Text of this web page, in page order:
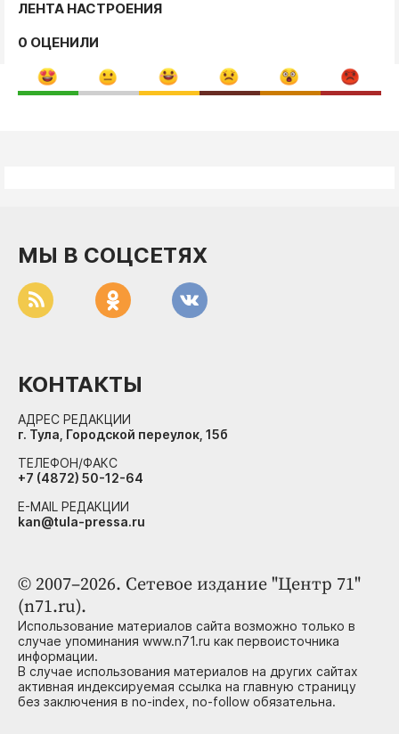
ЛЕНТА НАСТРОЕНИЯ
0 ОЦЕНИЛИ
© 2007–2026. Сетевое издание "Центр 71"
(n71.ru).
Использование материалов сайта возможно только в
случае упоминания www.n71.ru как первоисточника
информации.
В случае использования материалов на других сайтах
активная индексируемая ссылка на главную страницу
без заключения в no-index, no-follow обязательна.
МЫ В СОЦСЕТЯХ
КОНТАКТЫ
АДРЕС РЕДАКЦИИ
г. Тула, Городской переулок, 15б
ТЕЛЕФОН/ФАКС
+7 (4872) 50-12-64
E-MAIL РЕДАКЦИИ
kan@tula-pressa.ru